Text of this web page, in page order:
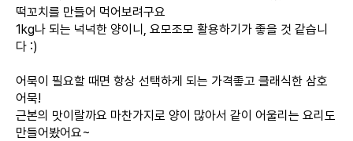
떡꼬치를 만들어 먹어보려구요
1kg나 되는 넉넉한 양이니, 요모조모 활용하기가 좋을 것 같습니
다 :)
어묵이 필요할 때면 항상 선택하게 되는 가격좋고 클래식한 삼호
어묵!
근본의 맛이랄까요 마찬가지로 양이 많아서 같이 어울리는 요리도
만들어봤어요~